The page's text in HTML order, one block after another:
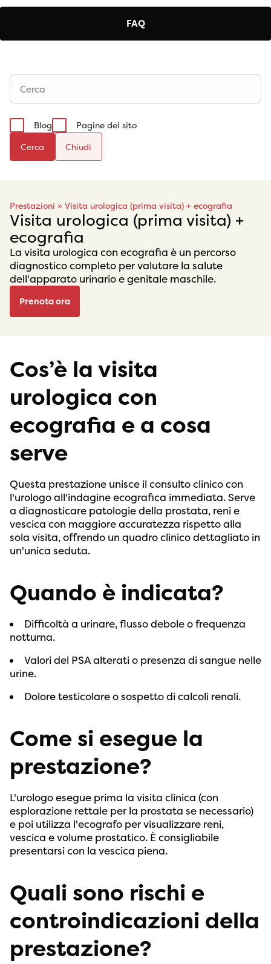
FAQ
Blog
Pagine del sito
Cerca
Prestazioni » Visita urologica (prima visita) + ecografia
Visita urologica (prima visita) +
ecografia
La visita urologica con ecografia è un percorso
diagnostico completo per valutare la salute
dell'apparato urinario e genitale maschile.
Prenota ora
Cos’è la visita
urologica con
ecografia e a cosa
serve
Questa prestazione unisce il consulto clinico con
l'urologo all'indagine ecografica immediata. Serve
a diagnosticare patologie della prostata, reni e
vescica con maggiore accuratezza rispetto alla
sola visita, offrendo un quadro clinico dettagliato in
un'unica seduta.
Quando è indicata?
Difficoltà a urinare, flusso debole o frequenza
notturna.
Valori del PSA alterati o presenza di sangue nelle
urine.
Dolore testicolare o sospetto di calcoli renali.
Come si esegue la
prestazione?
L'urologo esegue prima la visita clinica (con
esplorazione rettale per la prostata se necessario)
e poi utilizza l'ecografo per visualizzare reni,
vescica e volume prostatico. È consigliabile
presentarsi con la vescica piena.
Quali sono rischi e
controindicazioni della
prestazione?